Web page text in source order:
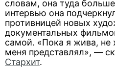
словам, она туда
интервью она
противницей новых
документальных
самой. «Пока я жива, не
меня представлял», —
Стархит.